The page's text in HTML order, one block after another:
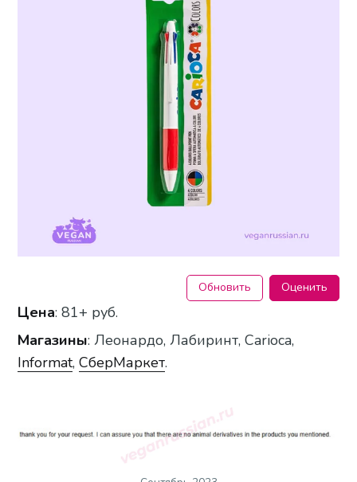
Обновить Оценить
Цена: 81+ руб.
Магазины: Леонардо, Лабиринт, Сarioca,
Informat,СберМаркет.